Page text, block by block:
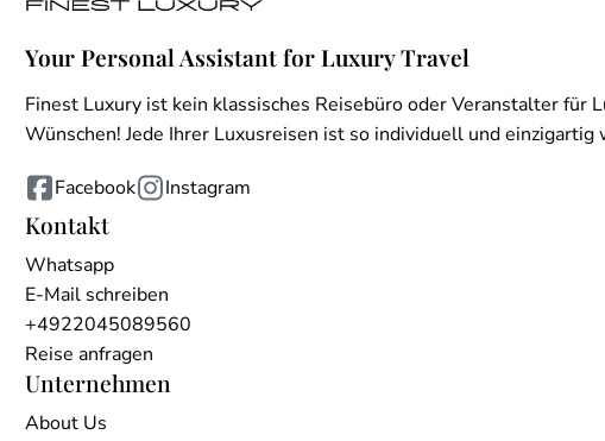
Your Personal Assistant for Luxury Travel
Finest Luxury ist kein klassisches Reisebüro oder Veranstalter
Wünschen! Jede Ihrer Luxusreisen ist so individuell und einzigartig
Facebook Instagram
Kontakt
Whatsapp
E-Mail schreiben
+4922045089560
Reise anfragen
Unternehmen
About Us